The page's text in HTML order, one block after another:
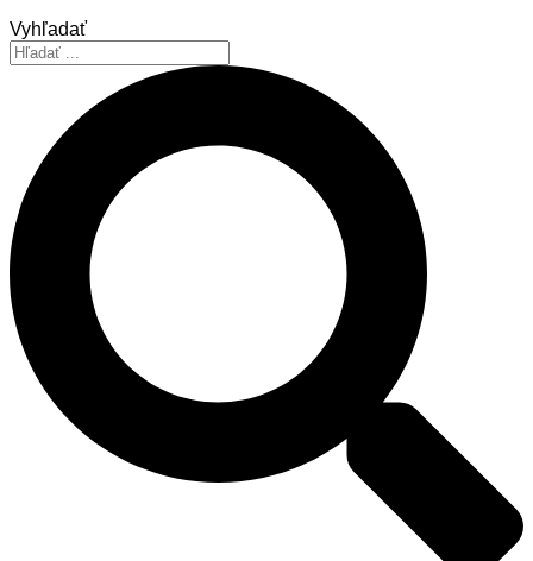
Vyhľadať